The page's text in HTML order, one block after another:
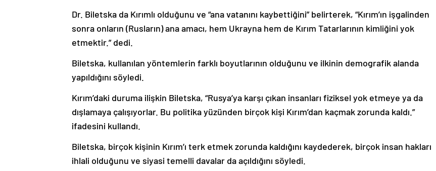
Dr. Biletska da Kırımlı olduğunu ve “ana vatanını kaybettiğini” belirterek, “Kırım’ın işgalinden
sonra onların (Rusların) ana amacı, hem Ukrayna hem de Kırım Tatarlarının kimliğini yok
etmektir.” dedi.
Biletska, kullanılan yöntemlerin farklı boyutlarının olduğunu ve ilkinin demografik alanda
yapıldığını söyledi.
Kırım’daki duruma ilişkin Biletska, “Rusya’ya karşı çıkan insanları fiziksel yok etmeye ya da
dışlamaya çalışıyorlar. Bu politika yüzünden birçok kişi Kırım’dan kaçmak zorunda kaldı.”
ifadesini kullandı.
Biletska, birçok kişinin Kırım’ı terk etmek zorunda kaldığını kaydederek, birçok insan hakları
ihlali olduğunu ve siyasi temelli davalar da açıldığını söyledi.